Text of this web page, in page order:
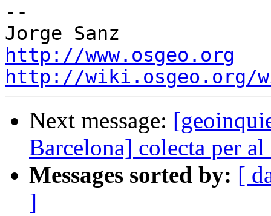
--
http://www.osgeo.org
http://wiki.osgeo.org/
Next message:
Barcelona] colecta per al
Messages sorted by: [
]